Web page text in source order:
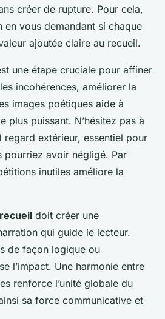
créer de rupture. Pour cela,
en vous demandant si chaque
ajoutée claire au recueil.
une étape cruciale pour affiner
incohérences, améliorer la
images poétiques aide à
plus puissant. N’hésitez pas à
regard extérieur, essentiel pour
pourriez avoir négligé. Par
inutiles améliore la
doit créer une
qui guide le lecteur.
de façon logique ou
l’impact. Une harmonie entre
renforce l’unité globale du
sa force communicative et